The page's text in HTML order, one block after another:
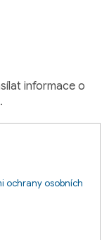
informace o
ochrany osobních